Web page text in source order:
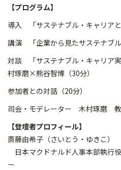
【プログラム】
導入 「サステナブル・キャリア
講演 「企業から見たサステナブル
対談 「サステナブル・キャリア
村琢磨×熊谷智博（30分）
参加者との対話（20分）
司会・モデレーター 木村琢磨 教
【登壇者プロフィール】
斎藤由希子（さいとう・ゆきこ）
日本マクドナルド人事本部執行
ー